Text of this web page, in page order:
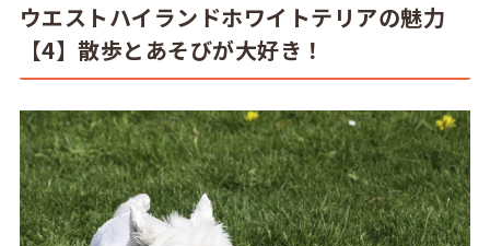
ウエストハイランドホワイトテリアの魅力
【4】散歩とあそびが大好き！